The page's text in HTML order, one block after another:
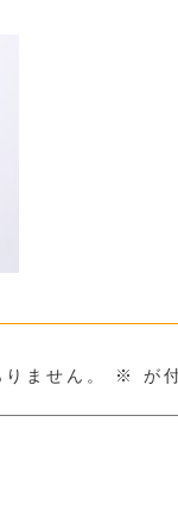
ません。 ※ が